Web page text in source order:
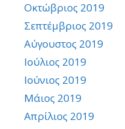
Οκτώβριος 2019
Σεπτέμβριος 2019
Αύγουστος 2019
Ιούλιος 2019
Ιούνιος 2019
Μάιος 2019
Απρίλιος 2019